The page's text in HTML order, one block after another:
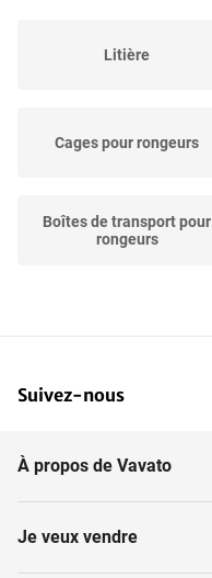
Litière
Cages pour rongeurs
Boîtes de transport pour
rongeurs
Suivez-nous
À propos de Vavato
Je veux vendre